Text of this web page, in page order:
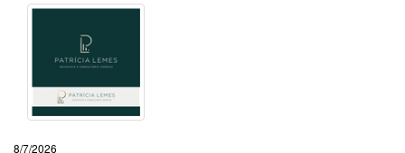
8/7/2026